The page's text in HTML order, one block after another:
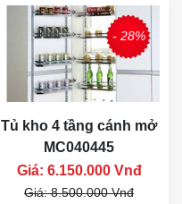
- 28%
Tủ kho 4 tầng cánh mở
MC040445
Giá: 6.150.000 Vnđ
Giá: 8.500.000 Vnđ